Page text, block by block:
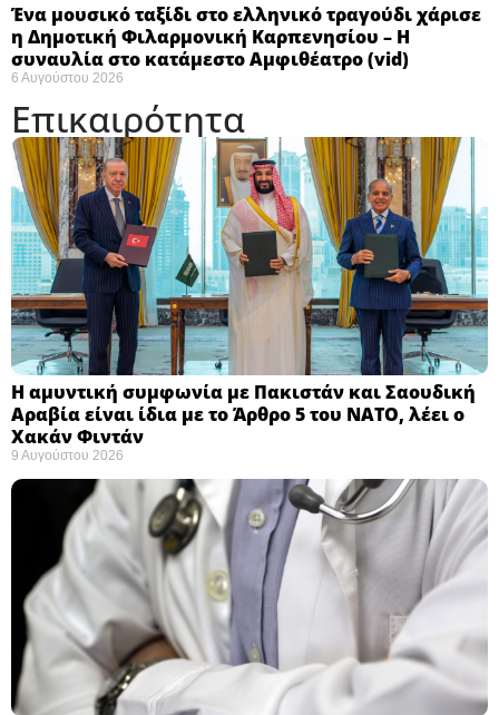
Ένα μουσικό ταξίδι στο ελληνικό τραγούδι χάρισε
η Δημοτική Φιλαρμονική Καρπενησίου – Η
συναυλία στο κατάμεστο Αμφιθέατρο (vid)
6 Αυγούστου 2026
Επικαιρότητα
Η αμυντική συμφωνία με Πακιστάν και Σαουδική
Αραβία είναι ίδια με το Άρθρο 5 του ΝΑΤΟ, λέει ο
Χακάν Φιντάν ​
9 Αυγούστου 2026